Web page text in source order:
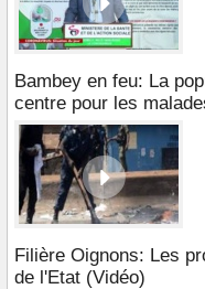
Bambey en feu: La
centre pour les
Filière Oignons: Les
de l'Etat (Vidéo)